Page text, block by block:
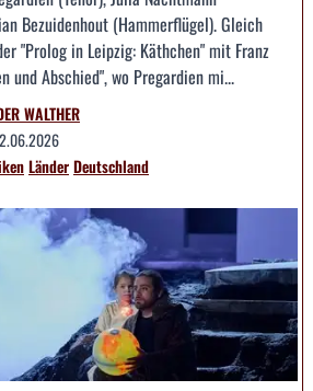
Bezuidenhout (Hammerflügel). Gleich
"Prolog in Leipzig: Käthchen" mit Franz
und Abschied", wo Pregardien mi...
WALTHER
LänderDeutschland